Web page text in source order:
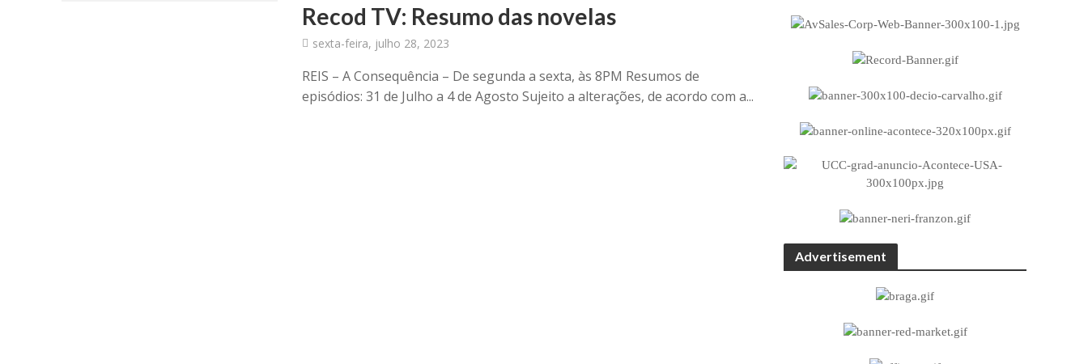
Recod TV: Resumo das novelas
sexta-feira, julho 28, 2023
REIS – A Consequência – De segunda a sexta, às 8PM Resumos de
episódios: 31 de Julho a 4 de Agosto Sujeito a alterações, de acordo com a...
Advertisement